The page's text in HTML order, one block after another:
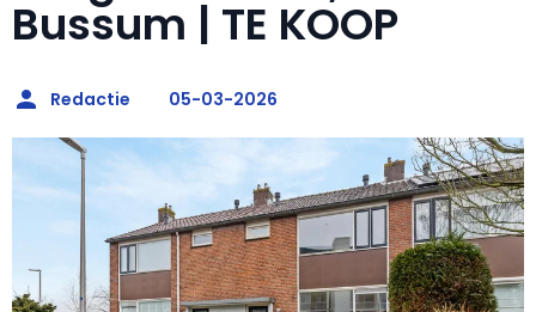
Bussum | TE KOOP
Redactie 05-03-2026